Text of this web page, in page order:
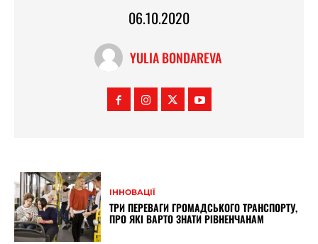
06.10.2020
YULIA BONDAREVA
ІННОВАЦІЇ
ТРИ ПЕРЕВАГИ ГРОМАДСЬКОГО ТРАНСПОРТУ,
ПРО ЯКІ ВАРТО ЗНАТИ РІВНЕНЧАНАМ